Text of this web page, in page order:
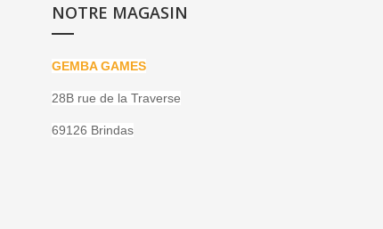
NOTRE MAGASIN
GEMBA GAMES
28B rue de la Traverse
69126 Brindas